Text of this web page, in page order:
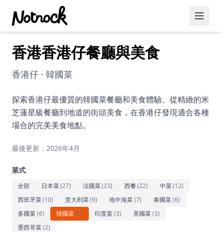
精選活動
博客文章
約會好去處
美食佳餚
藝術文化
休閒
香港香港仔餐廳與美食
香港仔 · 韓國菜
探索香港仔最優質的韓國菜餐廳和美食體驗。從精緻的米
芝蓮星級餐廳到地道的街頭美食，在香港仔發現適合各種
場合的完美美食地點。
最後更新：2026年4月
菜式
全部 日本菜(27) 法國菜(23) 西餐(22) 中菜(12)
西班牙菜(10) 意大利菜(9) 地中海菜(7) 泰國菜(6)
多國菜(6) 韓國菜(5) 印度菜(3) 美國菜(3)
墨西哥菜(2)